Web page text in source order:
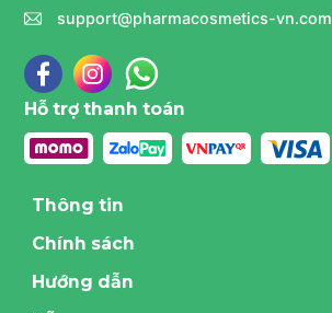
support@pharmacosmetics-vn.com
Hỗ trợ thanh toán
Thông tin
Chính sách
Hướng dẫn